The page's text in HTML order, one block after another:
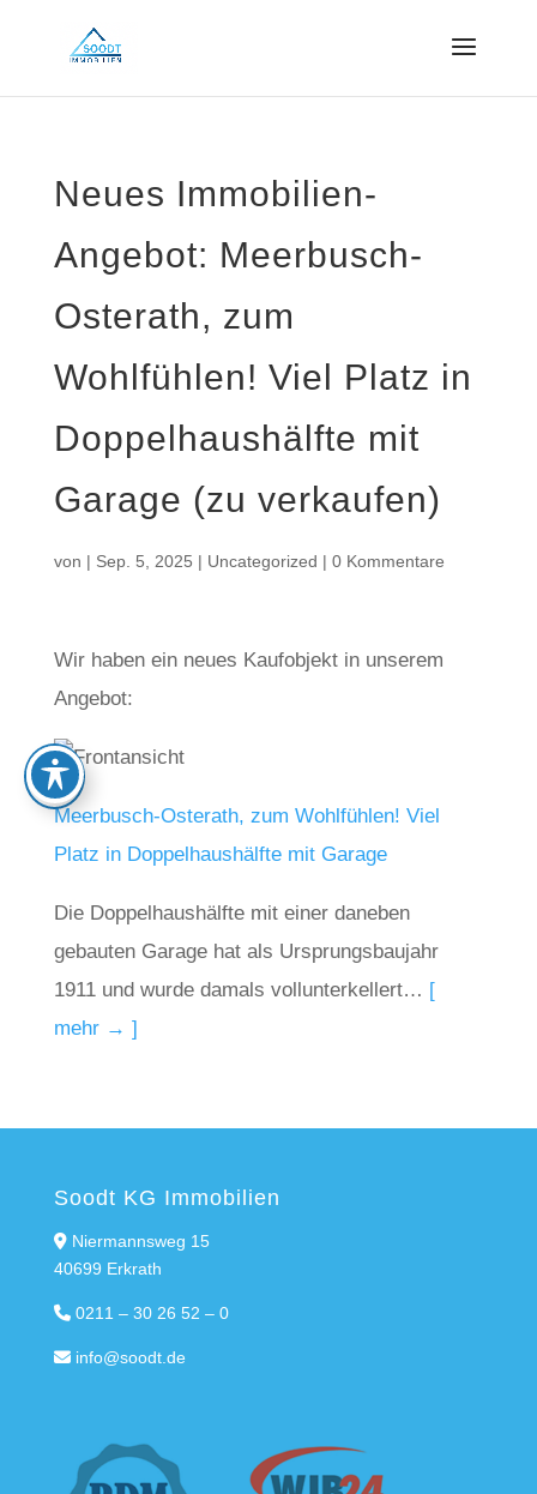
Neues Immobilien-
Angebot: Meerbusch-
Osterath, zum
Wohlfühlen! Viel Platz in
Doppelhaushälfte mit
Garage (zu verkaufen)
von | Sep. 5, 2025 | Uncategorized | 0 Kommentare
Wir haben ein neues Kaufobjekt in unserem
Angebot:
Meerbusch-Osterath, zum Wohlfühlen! Viel
Platz in Doppelhaushälfte mit Garage
Die Doppelhaushälfte mit einer daneben
gebauten Garage hat als Ursprungsbaujahr
1911 und wurde damals vollunterkellert… [
mehr → ]
Soodt KG Immobilien
Niermannsweg 15
40699 Erkrath
0211 – 30 26 52 – 0
info@soodt.de